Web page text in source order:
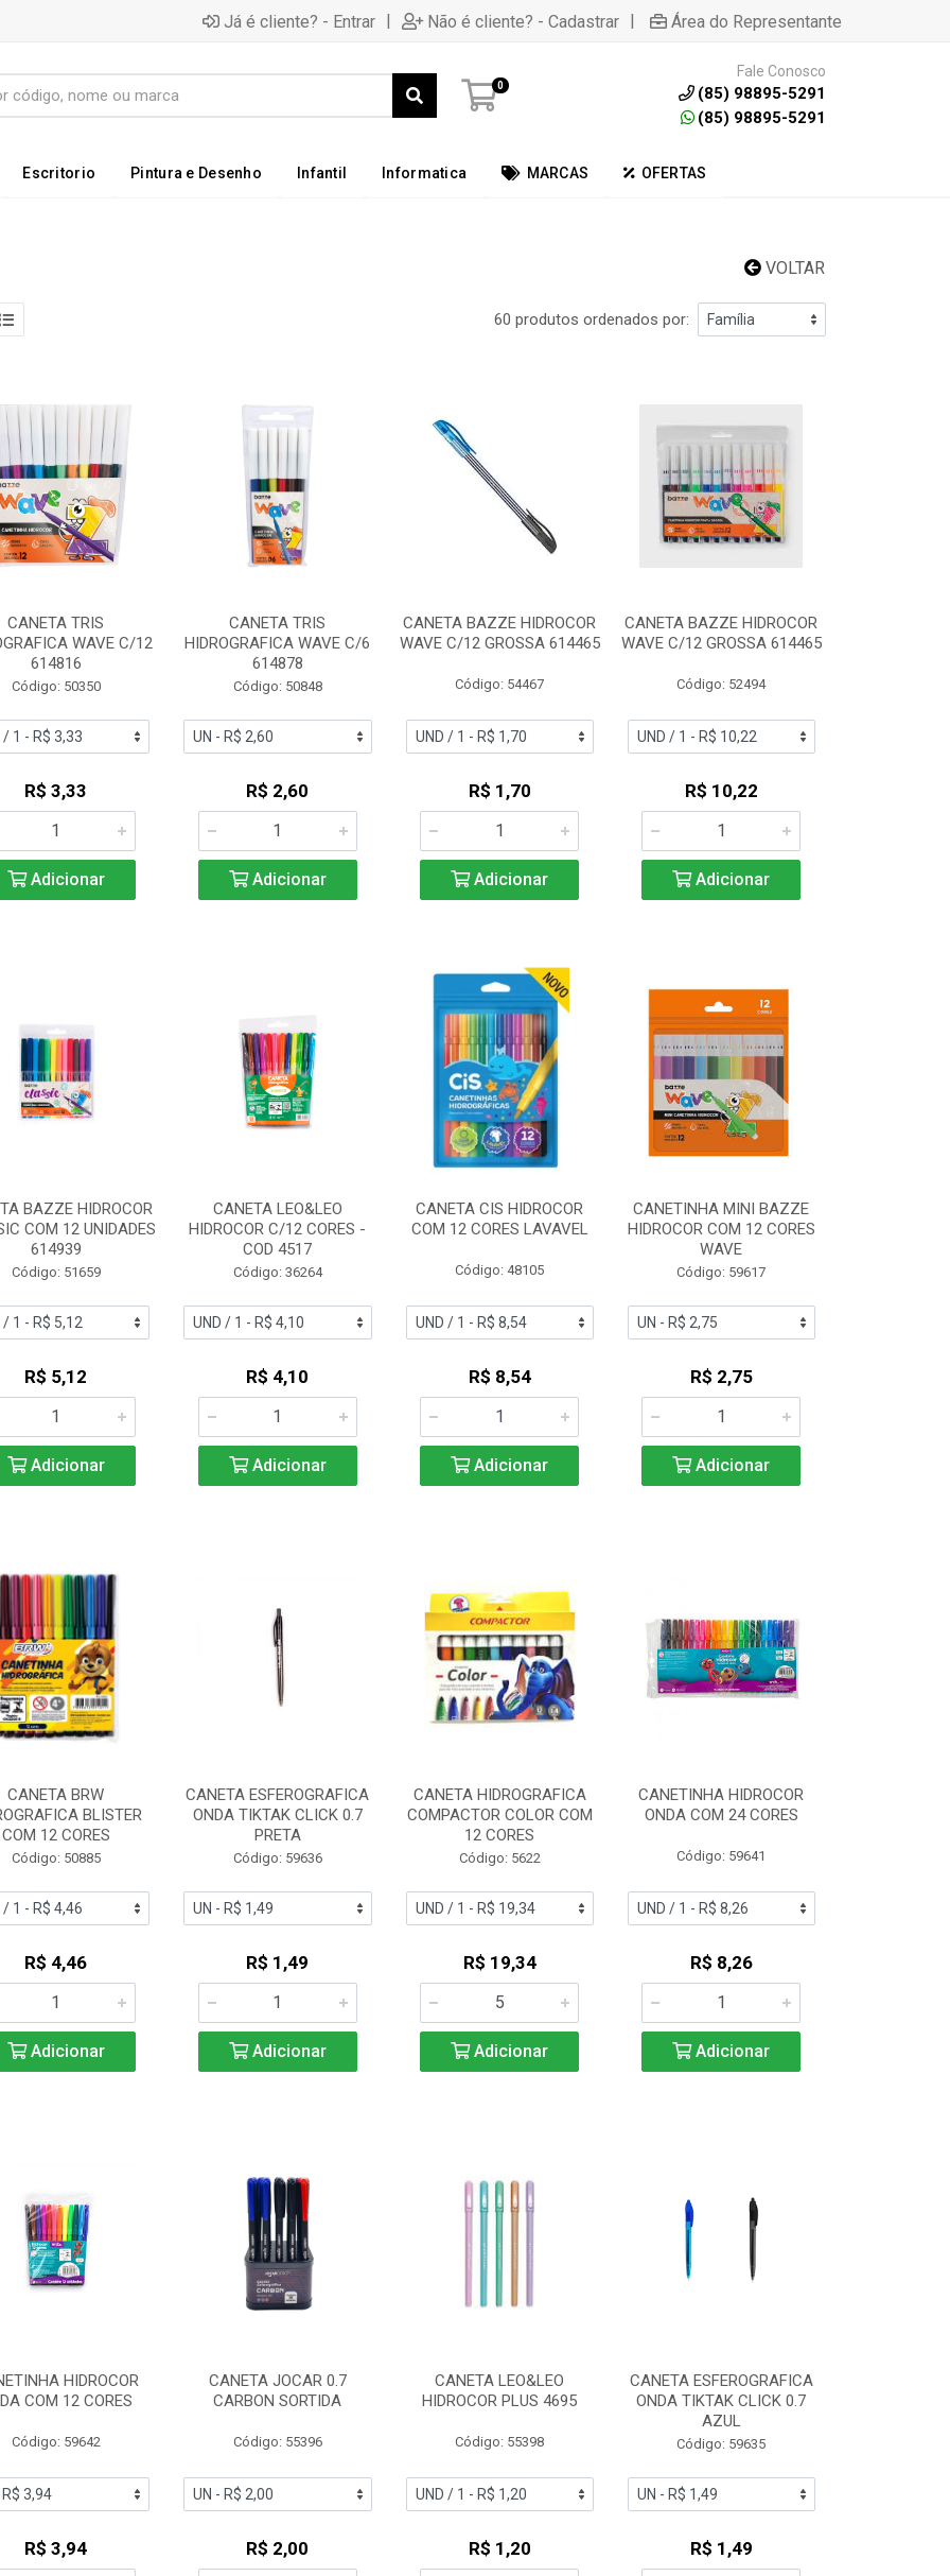
Já é cliente? - Entrar | Não é cliente? - Cadastrar | Área do Representante
0
Fale Conosco
(85) 98895-5291
(85) 98895-5291
Escritorio Pintura e Desenho Infantil Informatica MARCAS OFERTAS
VOLTAR
60 produtos ordenados por:
CANETA TRIS
WAVE C/12
614816
Código: 50350
R$ 3,33
Adicionar
CANETA TRIS
HIDROGRAFICA WAVE C/6
614878
Código: 50848
R$ 2,60
Adicionar
CANETA BAZZE HIDROCOR
WAVE C/12 GROSSA 614465
Código: 54467
R$ 1,70
Adicionar
CANETA BAZZE HIDROCOR
WAVE C/12 GROSSA 614465
Código: 52494
R$ 10,22
Adicionar
BAZZE HIDROCOR
COM 12 UNIDADES
614939
Código: 51659
R$ 5,12
Adicionar
CANETA LEO&LEO
HIDROCOR C/12 CORES -
COD 4517
Código: 36264
R$ 4,10
Adicionar
CANETA CIS HIDROCOR
COM 12 CORES LAVAVEL
Código: 48105
R$ 8,54
Adicionar
CANETINHA MINI BAZZE
HIDROCOR COM 12 CORES
WAVE
Código: 59617
R$ 2,75
Adicionar
CANETA BRW
BLISTER
COM 12 CORES
Código: 50885
R$ 4,46
Adicionar
CANETA ESFEROGRAFICA
ONDA TIKTAK CLICK 0.7
PRETA
Código: 59636
R$ 1,49
Adicionar
CANETA HIDROGRAFICA
COMPACTOR COLOR COM
12 CORES
Código: 5622
R$ 19,34
Adicionar
CANETINHA HIDROCOR
ONDA COM 24 CORES
Código: 59641
R$ 8,26
Adicionar
HIDROCOR
COM 12 CORES
Código: 59642
R$ 3,94
CANETA JOCAR 0.7
CARBON SORTIDA
Código: 55396
R$ 2,00
CANETA LEO&LEO
HIDROCOR PLUS 4695
Código: 55398
R$ 1,20
CANETA ESFEROGRAFICA
ONDA TIKTAK CLICK 0.7
AZUL
Código: 59635
R$ 1,49